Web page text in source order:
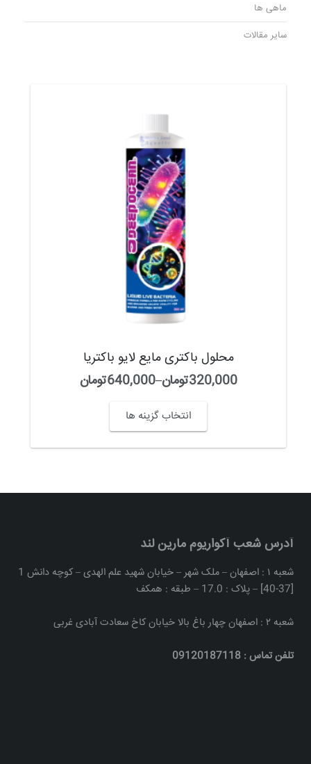
ماهی ها
سایر مقالات
محلول باکتری مایع لایو باکتریا
320,000تومان–
640,000تومان
انتخاب گزینه ها
آدرس شعب آکواریوم مارین لند
شعبه ۱ : اصفهان – ملک شهر – خیابان شهید علم الهدی – کوچه دانش 1
[37-40] – پلاک : 17.0 – طبقه : همکف
شعبه ۲ : اصفهان چهار باغ بالا خیابان کاخ سعادت آبادی غربی
تلفن تماس : 09120187118